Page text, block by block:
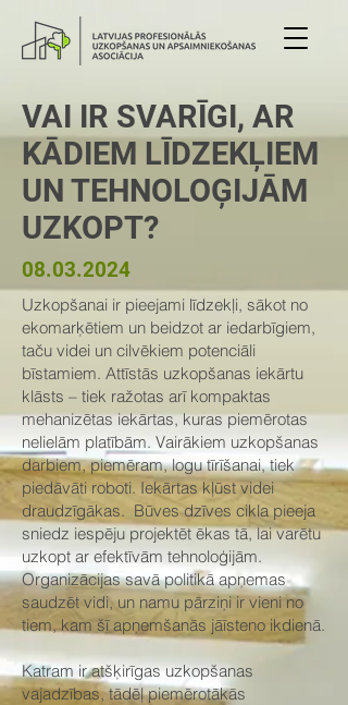
VAI IR SVARĪGI, AR
KĀDIEM LĪDZEKĻIEM
UN TEHNOLOĢIJĀM
UZKOPT?
08.03.2024
Uzkopšanai ir pieejami līdzekļi, sākot no
ekomarķētiem un beidzot ar iedarbīgiem,
taču videi un cilvēkiem potenciāli
bīstamiem. Attīstās uzkopšanas iekārtu
klāsts – tiek ražotas arī kompaktas
mehanizētas iekārtas, kuras piemērotas
nelielām platībām. Vairākiem uzkopšanas
darbiem, piemēram, logu tīrīšanai, tiek
piedāvāti roboti. Iekārtas kļūst videi
draudzīgākas. Būves dzīves cikla pieeja
sniedz iespēju projektēt ēkas tā, lai varētu
uzkopt ar efektīvām tehnoloģijām.
Organizācijas savā politikā apņemas
saudzēt vidi, un namu pārziņi ir vieni no
tiem, kam šī apņemšanās jāīsteno ikdienā.
Katram ir atšķirīgas uzkopšanas
vajadzības, tādēļ piemērotākās